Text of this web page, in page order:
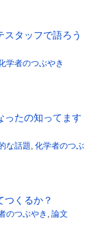
スタッフで語ろう
学者のつぶやき
ったの知ってます
な話題, 化学者のつぶ
つくるか？
のつぶやき , 論文